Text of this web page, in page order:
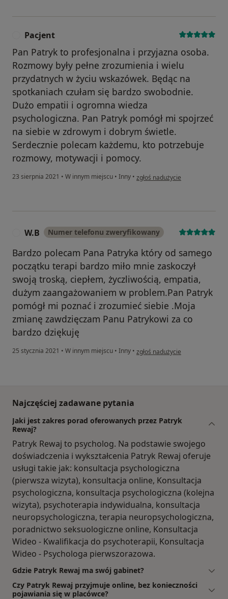
Pacjent
Pan Patryk to profesjonalna i przyjazna osoba.
Rozmowy były pełne zrozumienia i wielu
przydatnych w życiu wskazówek. Będąc na
spotkaniach czułam się bardzo swobodnie.
Dużo empatii i ogromna wiedza
psychologiczna. Pan Patryk pomógł mi spojrzeć
na siebie w zdrowym i dobrym świetle.
Serdecznie polecam każdemu, kto potrzebuje
rozmowy, motywacji i pomocy.
23 sierpnia 2021 • W innym miejscu • Inny • w opinii użytkownika Pacjent
zgłoś nadużycie
W.B Numer telefonu zweryfikowany
Bardzo polecam Pana Patryka który od samego
początku terapi bardzo miło mnie zaskoczył
swoją troską, ciepłem, życzliwością, empatia,
dużym zaangażowaniem w problem.Pan Patryk
pomógł mi poznać i zrozumieć siebie .Moja
zmianę zawdzięczam Panu Patrykowi za co
bardzo dziękuję
25 stycznia 2021 • W innym miejscu • Inny • w opinii użytkownika W.B
zgłoś nadużycie
Najczęściej zadawane pytania
Jaki jest zakres porad oferowanych przez Patryk
Rewaj?
Patryk Rewaj to psycholog. Na podstawie swojego
doświadczenia i wykształcenia Patryk Rewaj oferuje
usługi takie jak: konsultacja psychologiczna
(pierwsza wizyta), konsultacja online, Konsultacja
psychologiczna, konsultacja psychologiczna (kolejna
wizyta), psychoterapia indywidualna, konsultacja
neuropsychologiczna, terapia neuropsychologiczna,
poradnictwo seksuologiczne online, Konsultacja
Wideo - Kwalifikacja do psychoterapii, Konsultacja
Wideo - Psychologa pierwszorazowa.
Gdzie Patryk Rewaj ma swój gabinet?
Czy Patryk Rewaj przyjmuje online, bez konieczności
pojawiania się w placówce?